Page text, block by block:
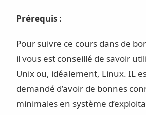
Prérequis :
Pour suivre ce cours dans de
il vous est conseillé de savoir
Unix ou, idéalement, Linux. IL
demandé d’avoir de bonnes
minimales en système